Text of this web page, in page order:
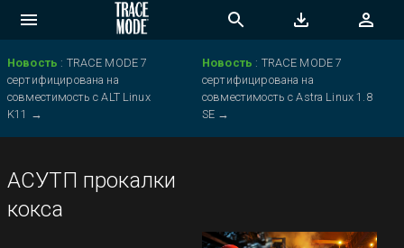
Новость : TRACE MODE 7
сертифицирована на
совместимость с ALT Linux
K11 →
Новость : TRACE MODE 7
сертифицирована на
совместимость с Astra Linux 1.8
SE →
АСУТП прокалки
кокса